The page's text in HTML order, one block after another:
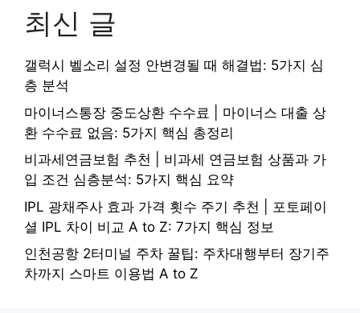
최신 글
갤럭시 벨소리 설정 안변경될 때 해결법: 5가지 심
층 분석
마이너스통장 중도상환 수수료 | 마이너스 대출 상
환 수수료 없음: 5가지 핵심 총정리
비과세연금보험 추천 | 비과세 연금보험 상품과 가
입 조건 심층분석: 5가지 핵심 요약
IPL 광채주사 효과 가격 횟수 주기 추천 | 포토페이
셜 IPL 차이 비교 A to Z: 7가지 핵심 정보
인천공항 2터미널 주차 꿀팁: 주차대행부터 장기주
차까지 스마트 이용법 A to Z